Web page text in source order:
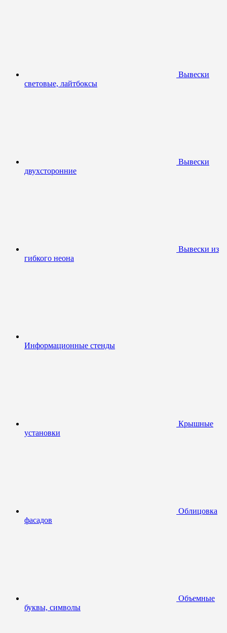
Вывески
световые, лайтбоксы
Вывески
двухсторонние
Вывески из
гибкого неона
Информационные стенды
Крышные
установки
Облицовка
фасадов
Объемные
буквы, символы